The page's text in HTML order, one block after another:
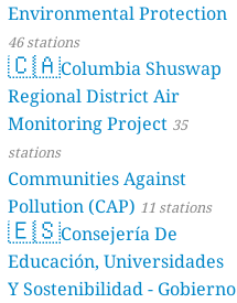
Environmental Protection
46 stations
🇨🇦Columbia Shuswap
Regional District Air
Monitoring Project 35
stations
Communities Against
Pollution (CAP) 11 stations
🇪🇸Consejería De
Educación, Universidades
Y Sostenibilidad - Gobierno